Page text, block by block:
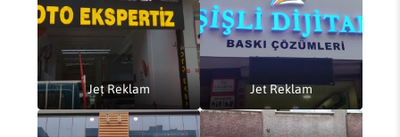
Jet Reklam Jet Reklam